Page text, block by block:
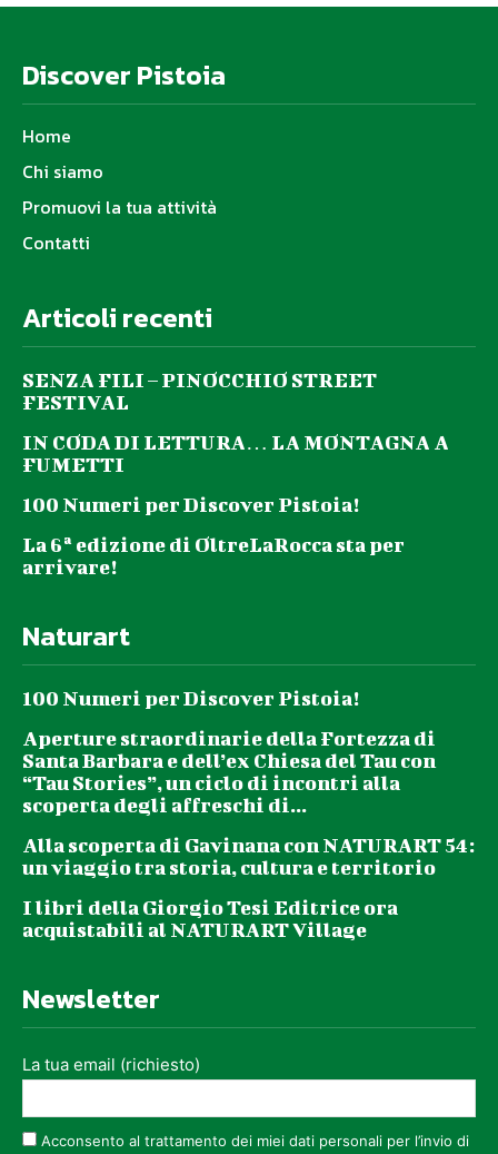
Discover Pistoia
Home
Chi siamo
Promuovi la tua attività
Contatti
Articoli recenti
SENZA FILI – PINOCCHIO STREET
FESTIVAL
IN CODA DI LETTURA… LA MONTAGNA A
FUMETTI
100 Numeri per Discover Pistoia!
La 6ª edizione di OltreLaRocca sta per
arrivare!
Naturart
100 Numeri per Discover Pistoia!
Aperture straordinarie della Fortezza di
Santa Barbara e dell’ex Chiesa del Tau con
“Tau Stories”, un ciclo di incontri alla
scoperta degli affreschi di...
Alla scoperta di Gavinana con NATURART 54:
un viaggio tra storia, cultura e territorio
I libri della Giorgio Tesi Editrice ora
acquistabili al NATURART Village
Newsletter
La tua email (richiesto)
Acconsento al trattamento dei miei dati personali per l’invio di